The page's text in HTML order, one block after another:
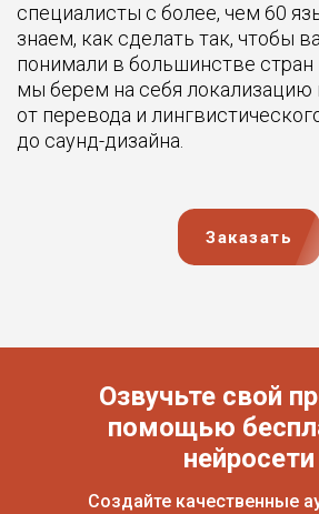
специалисты с более, чем 60
знаем, как сделать так, чтобы
понимали в большинстве стран
мы берем на себя
от перевода и
до саунд-дизайна.
Заказать
Озвучьте свой
помощью
нейросети
Создайте качественные